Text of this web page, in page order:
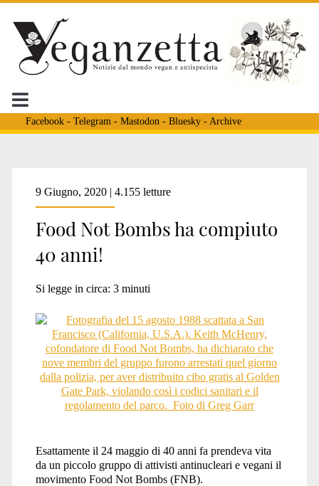
Facebook- Telegram - Mastodon - Bluesky- Archive
Tag:
<span>california</
9 Giugno, 2020 | 4.155 letture
Food Not Bombs ha compiuto
40 anni!
Si legge in circa: 3 minuti
Esattamente il 24 maggio di 40 anni fa prendeva vita
da un piccolo gruppo di attivisti antinucleari e vegani il
movimento Food Not Bombs (FNB).